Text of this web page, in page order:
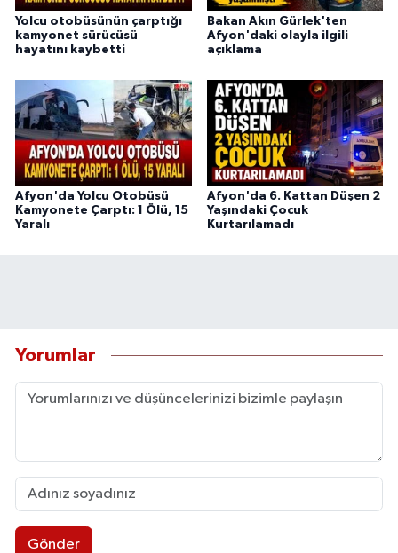
Yolcu otobüsünün çarptığı
kamyonet sürücüsü
hayatını kaybetti
Bakan Akın Gürlek'ten
Afyon'daki olayla ilgili
açıklama
Afyon'da Yolcu Otobüsü
Kamyonete Çarptı: 1 Ölü, 15
Yaralı
Afyon'da 6. Kattan Düşen 2
Yaşındaki Çocuk
Kurtarılamadı
Yorumlar
Gönder